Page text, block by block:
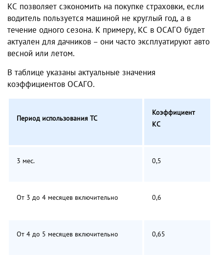
КС позволяет сэкономить на покупке страховки, если
водитель пользуется машиной не круглый год, а в
течение одного сезона. К примеру, КС в ОСАГО будет
актуален для дачников – они часто эксплуатируют авто
весной или летом.
В таблице указаны актуальные значения
коэффициентов ОСАГО.
Период использования ТС
Коэффициент
КС
3 мес. 0,5
От 3 до 4 месяцев включительно 0,6
От 4 до 5 месяцев включительно 0,65